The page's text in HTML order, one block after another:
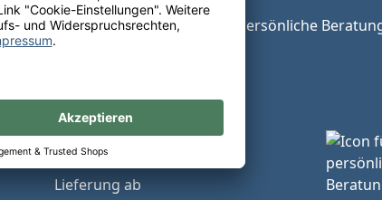
Deutschlands sowie unsere persönliche